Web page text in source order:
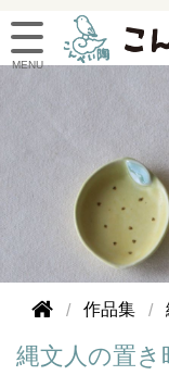
作品集
縄文人の置